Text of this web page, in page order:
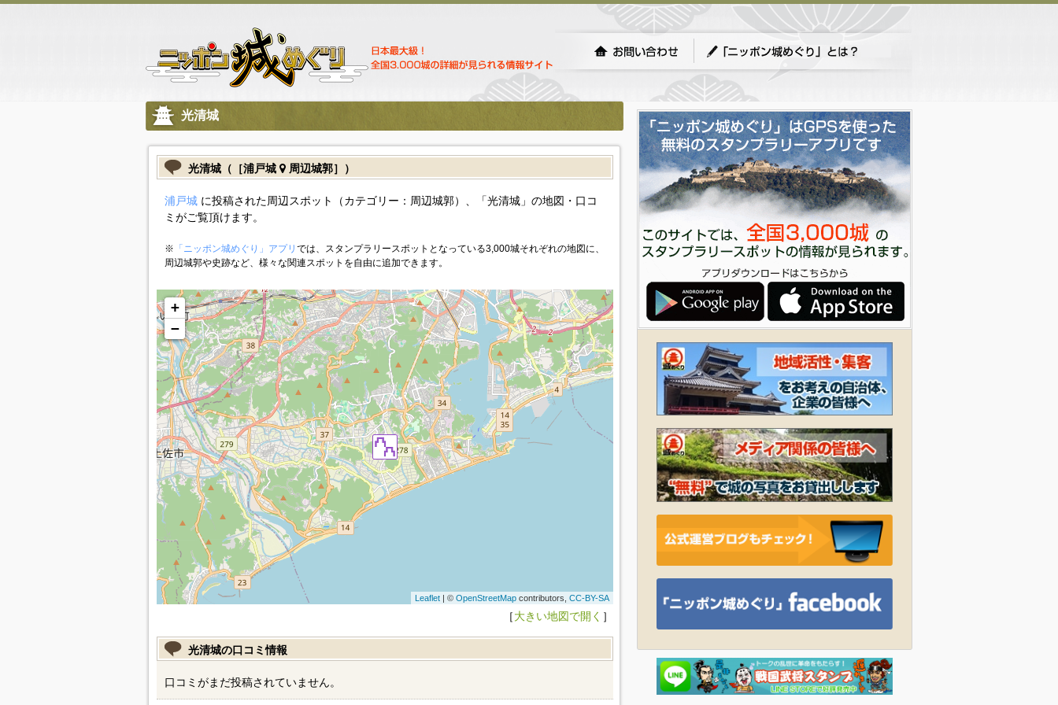
光清城
光清城（［浦戸城 周辺城郭］）
浦戸城に投稿された周辺スポット（カテゴリー：周辺城郭）、「光清城」の地図・口コ
ミがご覧頂けます。
※ 「ニッポン城めぐり」アプリ では、スタンプラリースポットとなっている3,000城それぞれの地図に、
周辺城郭や史跡など、様々な関連スポットを自由に追加できます。
+
−
Leaflet| © OpenStreetMapcontributors, CC-BY-SA
［大きい地図で開く ］
光清城の口コミ情報
口コミがまだ投稿されていません。